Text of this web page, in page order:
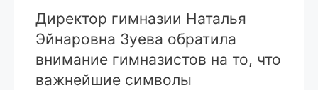
Директор гимназии Наталья
Эйнаровна Зуева обратила
внимание гимназистов на то, что
важнейшие символы